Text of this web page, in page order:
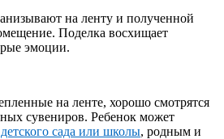
на ленту и полученной
Поделка восхищает
эмоции.
на ленте, хорошо смотрятся
сувениров. Ребенок может
детского сада или школы, родным и